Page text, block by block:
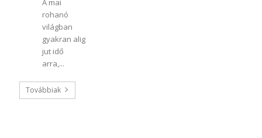
rohanó
világban
gyakran alig
jut idő
arra,...
Továbbiak